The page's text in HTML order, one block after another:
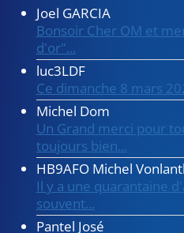
Joel GARCIA
Bonsoir Cher OM et
d'or"...
luc3LDF
Ce dimanche 8 mars
Michel Dom
Un Grand merci pour
toujours bien...
HB9AFO Michel
Il y a une quarantaine
souvent...
Pantel José